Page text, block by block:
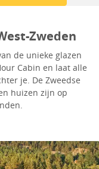
Zweden
de unieke glazen
Cabin en laat alle
je. De Zweedse
huizen zijn op